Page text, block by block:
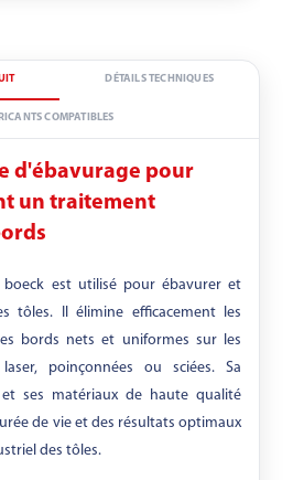
la façade
-
-
DÉTAILS TECHNIQUES
COMPATIBLES
d'ébavurage pour
un traitement
boeck est utilisé pour ébavurer et
tôles. Il élimine efficacement les
bords nets et uniformes sur les
poinçonnées ou sciées. Sa
ses matériaux de haute qualité
de vie et des résultats optimaux
des tôles.